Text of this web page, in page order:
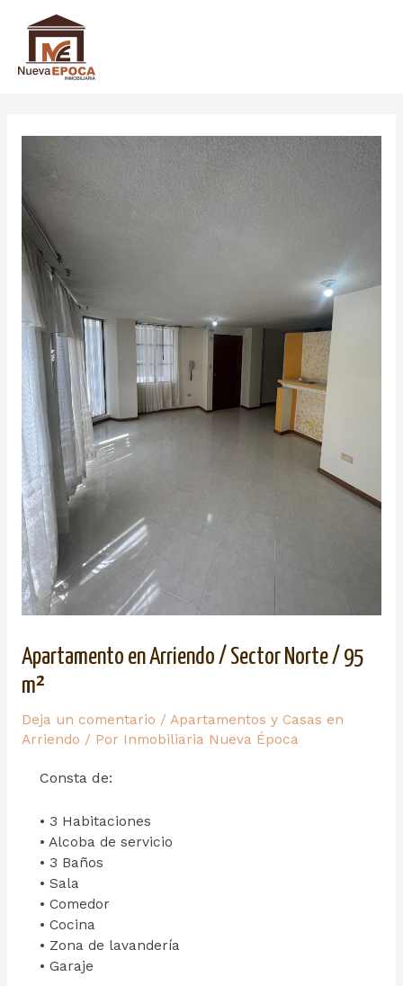
Apartamento en Arriendo / Sector Norte / 95
m²
Deja un comentario / Apartamentos y Casas en
Arriendo / Por Inmobiliaria Nueva Época
Consta de:
• 3 Habitaciones
• Alcoba de servicio
• 3 Baños
• Sala
• Comedor
• Cocina
• Zona de lavandería
• Garaje